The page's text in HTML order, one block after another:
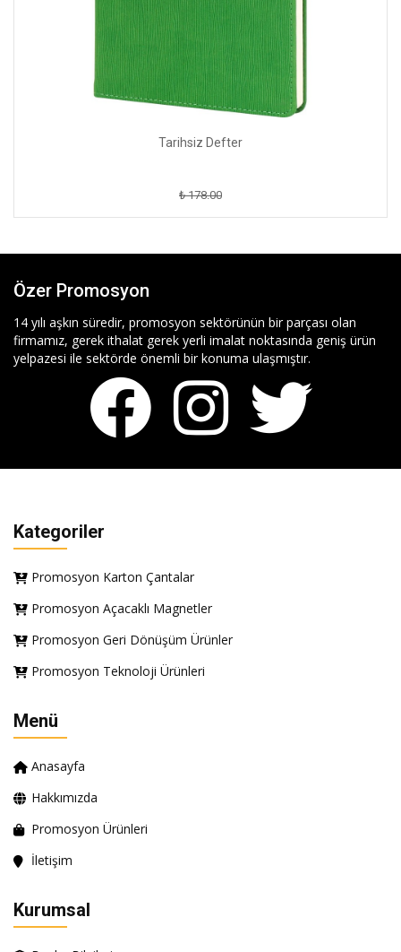
Tarihsiz Defter
₺ 178.00
Özer Promosyon
14 yılı aşkın süredir, promosyon sektörünün bir parçası olan
firmamız, gerek ithalat gerek yerli imalat noktasında geniş ürün
yelpazesi ile sektörde önemli bir konuma ulaşmıştır.
Kategoriler
Promosyon Karton Çantalar
Promosyon Açacaklı Magnetler
Promosyon Geri Dönüşüm Ürünler
Promosyon Teknoloji Ürünleri
Menü
Anasayfa
Hakkımızda
Promosyon Ürünleri
İletişim
Kurumsal